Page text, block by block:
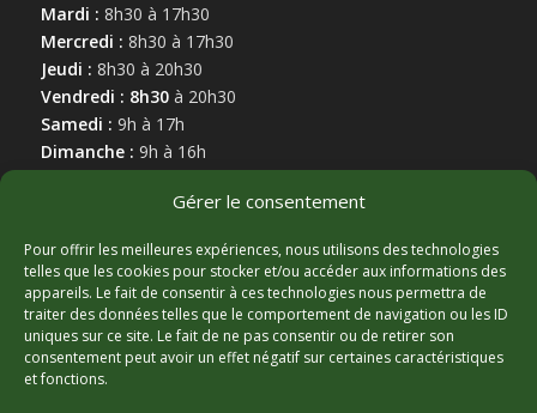
Gérer le consentement
Pour offrir les meilleures expériences, nous utilisons des technologies
telles que les cookies pour stocker et/ou accéder aux informations des
appareils. Le fait de consentir à ces technologies nous permettra de
traiter des données telles que le comportement de navigation ou les ID
uniques sur ce site. Le fait de ne pas consentir ou de retirer son
consentement peut avoir un effet négatif sur certaines caractéristiques
et fonctions.
Mardi : 8h30 à 17h30
Mercredi : 8h30 à 17h30
Jeudi : 8h30 à 20h30
Vendredi : 8h30à 20h30
Samedi : 9h à 17h
Dimanche : 9h à 16h
MARCHAND AFFILIÉ